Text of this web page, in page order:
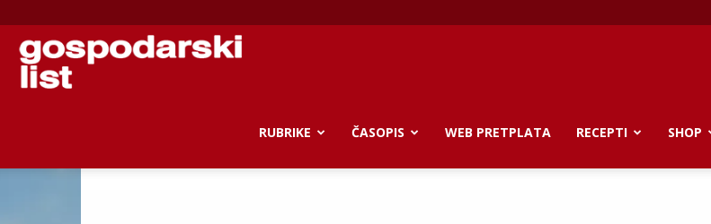
Gospodarski
RUBRIKE ČASOPIS WEB PRETPLATA RECEPTI SHOP